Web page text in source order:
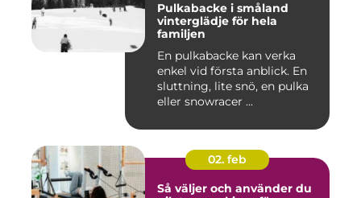
Pulkabacke i småland
vinterglädje för hela
familjen
En pulkabacke kan verka
enkel vid första anblick. En
sluttning, lite snö, en pulka
eller snowracer ...
02. feb
Så väljer och använder du